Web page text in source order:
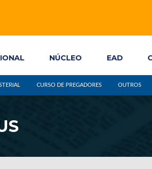
NÚCLEO EAD
CURSO DE PREGADORES OUTROS